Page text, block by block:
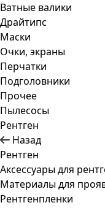
Ватные валики
Драйтипс
Маски
Очки, экраны
Перчатки
Подголовники
Прочее
Пылесосы
Рентген
Назад
Рентген
Аксессуары для
Материалы для
Рентгенпленки